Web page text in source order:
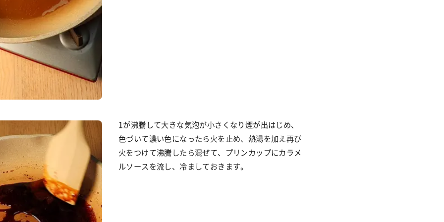
1が沸騰して大きな気泡が小さくなり煙が出はじめ、
色づいて濃い色になったら火を止め、熱湯を加え再び
火をつけて沸騰したら混ぜて、プリンカップにカラメ
ルソースを流し、冷ましておきます。